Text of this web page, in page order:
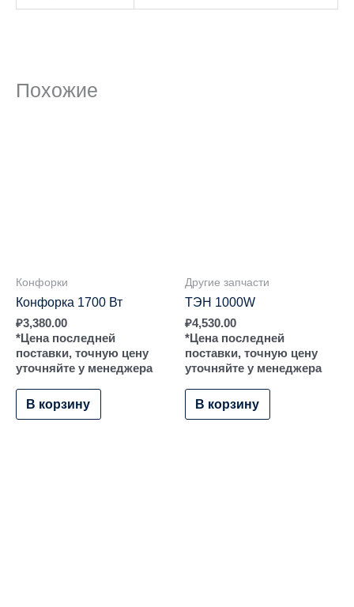
Похожие
Конфорки
Конфорка 1700 Вт
₽3,380.00
*Цена последней
поставки, точную цену
уточняйте у менеджера
В корзину
Другие запчасти
ТЭН 1000W
₽4,530.00
*Цена последней
поставки, точную цену
уточняйте у менеджера
В корзину